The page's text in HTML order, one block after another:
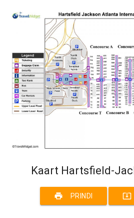
Kaart Hartsfield-
print PRINDI system_update_alt